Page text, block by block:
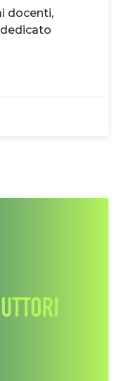
docenti,